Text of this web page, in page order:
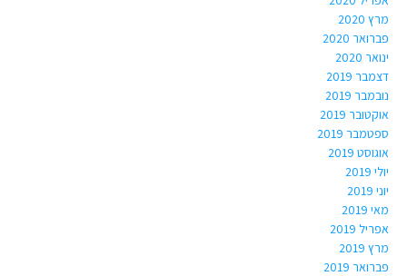
מרץ 2020
פברואר 2020
ינואר 2020
דצמבר 2019
נובמבר 2019
אוקטובר 2019
ספטמבר 2019
אוגוסט 2019
יולי 2019
יוני 2019
מאי 2019
אפריל 2019
מרץ 2019
פברואר 2019